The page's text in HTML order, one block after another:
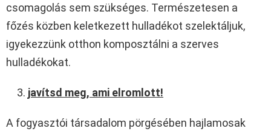
csomagolás sem szükséges. Természetesen a
főzés közben keletkezett hulladékot szelektáljuk,
igyekezzünk otthon komposztálni a szerves
hulladékokat.
javítsd meg, ami elromlott!
A fogyasztói társadalom pörgésében hajlamosak